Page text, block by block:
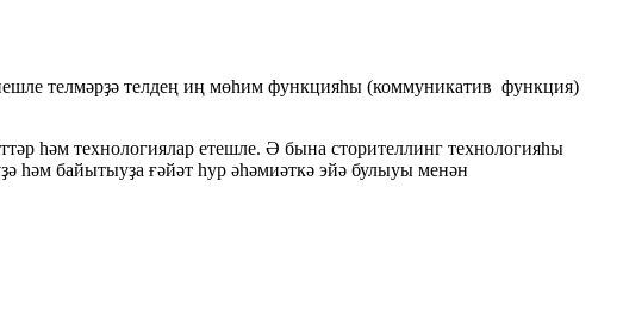
телмәрҙә телдең иң мөһим функцияһы (коммуникатив функция)
һәм технологиялар етешле. Ә бына сторителлинг технологияһы
һәм байытыуҙа ғәйәт һур әһәмиәткә эйә булыуы менән